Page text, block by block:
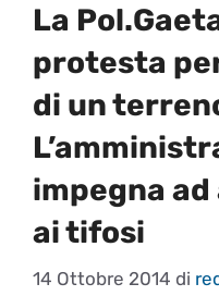
La
protesta
di un
impegna
ai tifosi
14 Ottobre 2014 di